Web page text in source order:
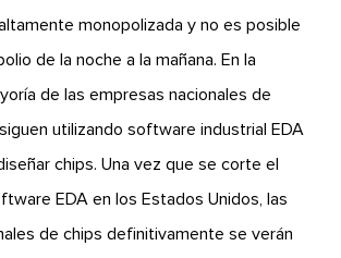
monopolizada y no es posible
de la noche a la mañana. En la
de las empresas nacionales de
utilizando software industrial EDA
chips. Una vez que se corte el
EDA en los Estados Unidos, las
de chips definitivamente se verán